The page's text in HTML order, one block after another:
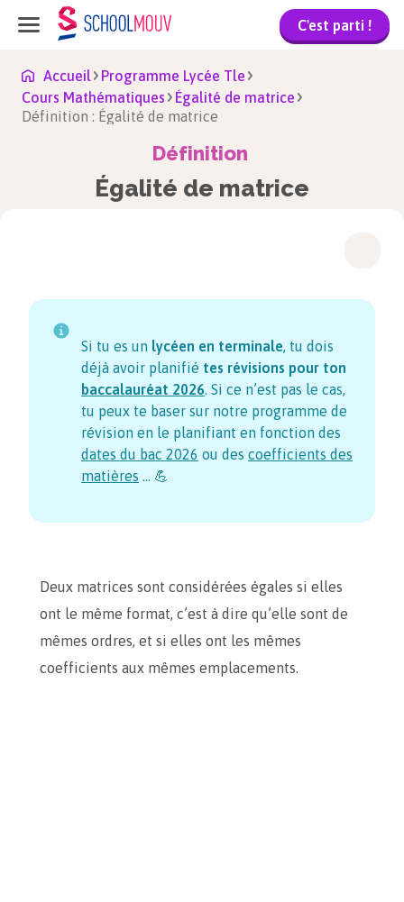
C'est parti !
Accueil
Programme Lycée Tle
Cours Mathématiques
Égalité de matrice
Définition : Égalité de matrice
Définition
Égalité de matrice
Si tu es un lycéen en terminale, tu dois
déjà avoir planifié tes révisions pour ton
baccalauréat 2026. Si ce n’est pas le cas,
tu peux te baser sur notre programme de
révision en le planifiant en fonction des
dates du bac 2026 ou des coefficients des
matières … 💪
Deux matrices sont considérées égales si elles
ont le même format, c’est à dire qu’elle sont de
mêmes ordres, et si elles ont les mêmes
coefficients aux mêmes emplacements.